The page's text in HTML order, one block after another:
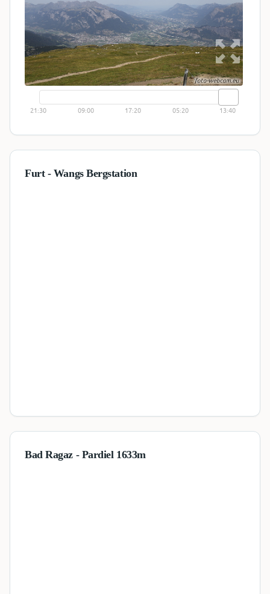
Furt - Wangs Bergstation
Bad Ragaz - Pardiel 1633m